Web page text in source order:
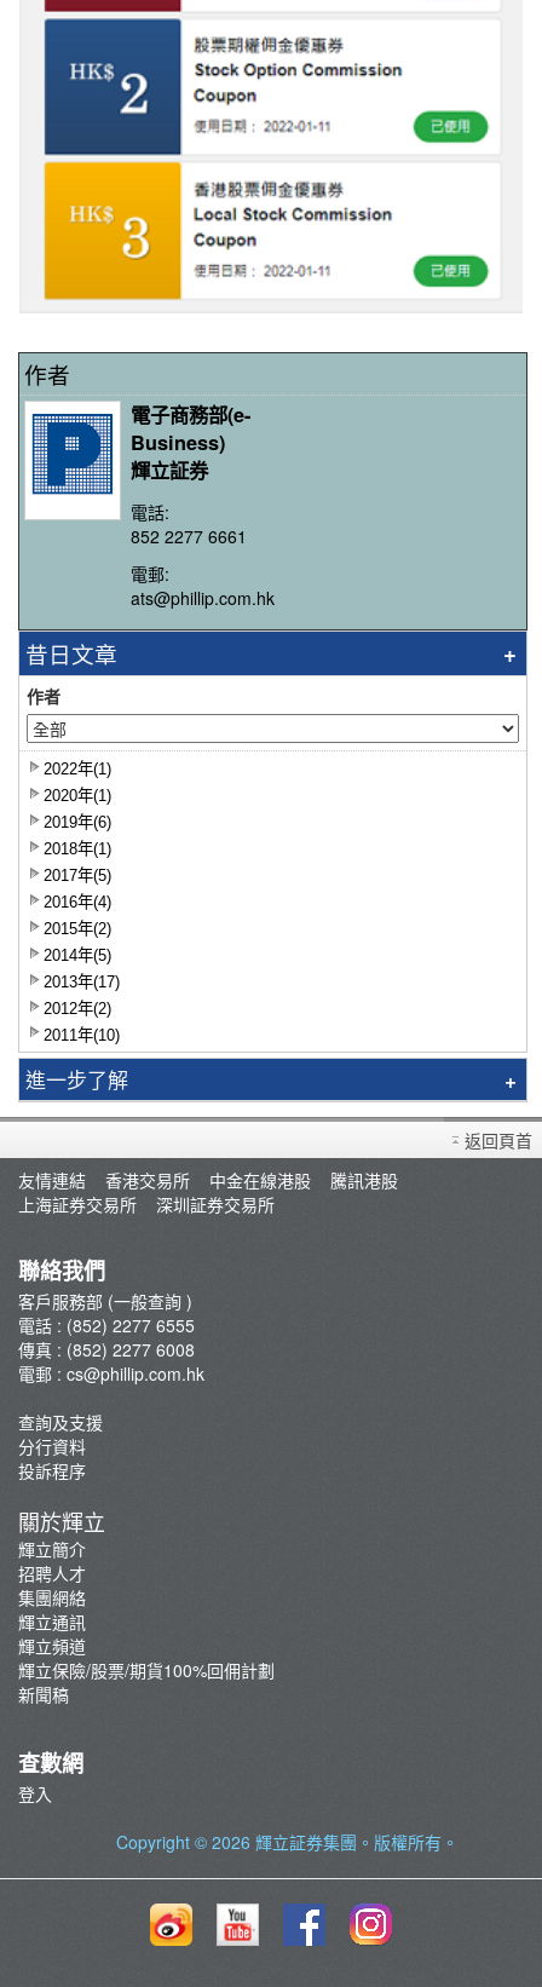
作者
電子商務部(e-
Business)
輝立証券
電話:
852 2277 6661
電郵:
ats@phillip.com.hk
昔日文章
作者
2022年(1)
2020年(1)
2019年(6)
2018年(1)
2017年(5)
2016年(4)
2015年(2)
2014年(5)
2013年(17)
2012年(2)
2011年(10)
進一步了解
最新推廣
輝利市
手機應用程式
平台功能列表
電子保安編碼器 PHK Key
交易平台資訊及下載
註冊PHK Key
期貨應用程式界面(API)
返回頁首
友情連結
香港交易所 中金在線港股
騰訊港股
上海証券交易所
深圳証券交易所
聯絡我們
客戶服務部 (一般查詢 )
電話 : (852) 2277 6555
傳真 : (852) 2277 6008
電郵 : cs@phillip.com.hk
查詢及支援
分行資料
投訴程序
關於輝立
輝立簡介
招聘人才
集團網絡
輝立通訊
輝立頻道
輝立保險/股票/期貨100%回佣計劃
新聞稿
查數網
登入
Copyright © 2026 輝立証券集團 。版權所有。